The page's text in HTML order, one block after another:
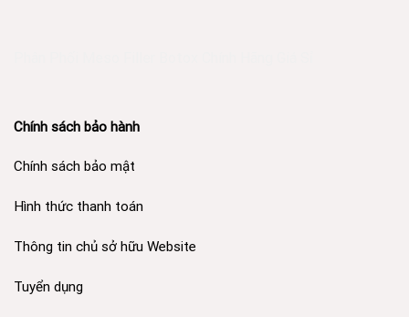
Chính sách bảo hành
Chính sách bảo mật
Hình thức thanh toán
Thông tin chủ sở hữu Website
Tuyển dụng